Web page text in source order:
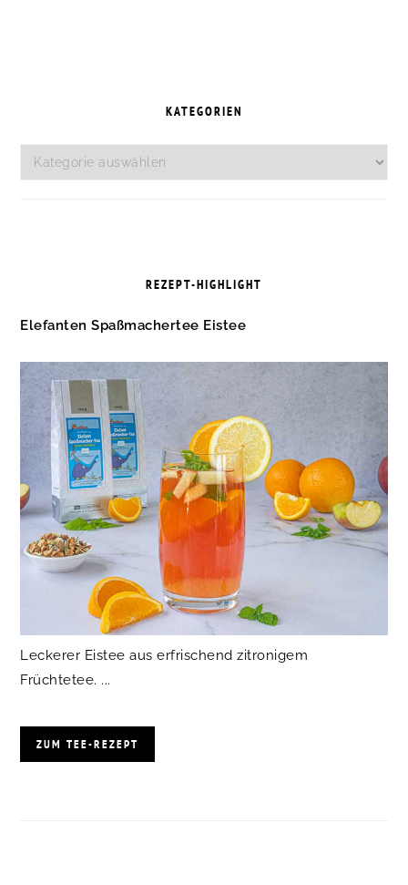
KATEGORIEN
Kategorien
REZEPT-HIGHLIGHT
Elefanten Spaßmachertee Eistee
Leckerer Eistee aus erfrischend zitronigem
Früchtetee. ...
ZUM TEE-REZEPT